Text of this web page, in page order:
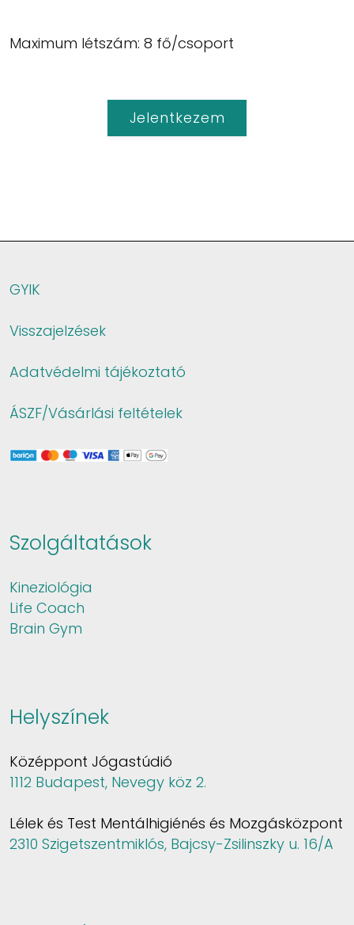
Maximum létszám: 8 fő/csoport
Jelentkezem
GYIK
Visszajelzések
Adatvédelmi tájékoztató
ÁSZF/Vásárlási feltételek
Szolgáltatások
Kineziológia
Life Coach
Brain Gym
Helyszínek
Középpont Jógastúdió
1112 Budapest, Nevegy köz 2.
Lélek és Test Mentálhigiénés és Mozgásközpont
2310 Szigetszentmiklós, Bajcsy-Zsilinszky u. 16/A